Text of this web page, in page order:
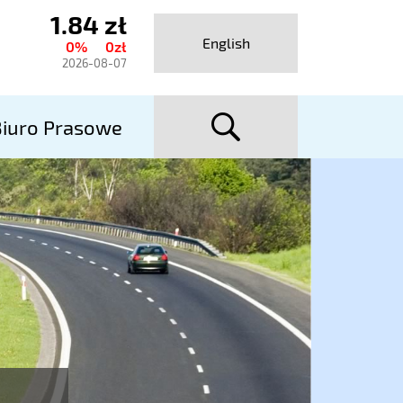
Aktualny
1.84 zł
0% 0zł
2026-08-07
English
Prasowe